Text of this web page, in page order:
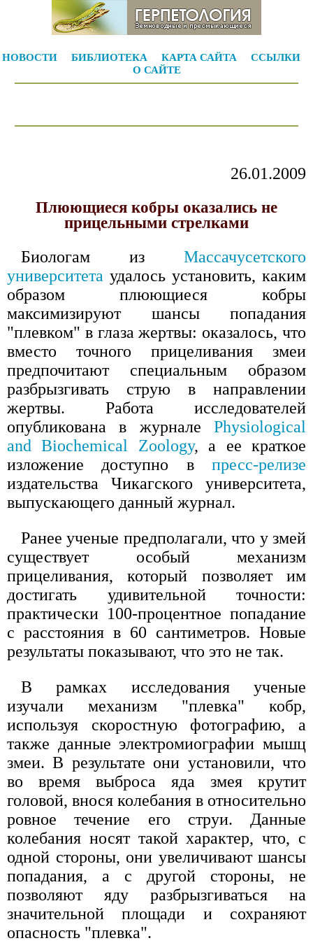
НОВОСТИ БИБЛИОТЕКА КАРТА САЙТА
ССЫЛКИ
О САЙТЕ
26.01.2009
Плюющиеся кобры оказались не
прицельными стрелками
Биологам из Массачусетского
университета удалось установить, каким
образом плюющиеся кобры
максимизируют шансы попадания
"плевком" в глаза жертвы: оказалось, что
вместо точного прицеливания змеи
предпочитают специальным образом
разбрызгивать струю в направлении
жертвы. Работа исследователей
опубликована в журнале Physiological
and Biochemical Zoology, а ее краткое
изложение доступно в пресс-релизе
издательства Чикагского университета,
выпускающего данный журнал.
Ранее ученые предполагали, что у змей
существует особый механизм
прицеливания, который позволяет им
достигать удивительной точности:
практически 100-процентное попадание
с расстояния в 60 сантиметров. Новые
результаты показывают, что это не так.
В рамках исследования ученые
изучали механизм "плевка" кобр,
используя скоростную фотографию, а
также данные электромиографии мышц
змеи. В результате они установили, что
во время выброса яда змея крутит
головой, внося колебания в относительно
ровное течение его струи. Данные
колебания носят такой характер, что, с
одной стороны, они увеличивают шансы
попадания, а с другой стороны, не
позволяют яду разбрызгиваться на
значительной площади и сохраняют
опасность "плевка".